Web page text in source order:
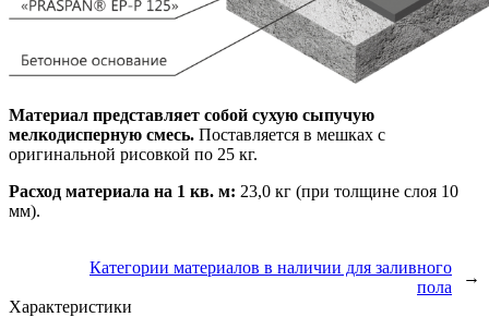
Материал представляет собой сухую сыпучую
мелкодисперную смесь. Поставляется в мешках с
оригинальной рисовкой по 25 кг.
Расход материала на 1 кв. м: 23,0 кг (при толщине слоя 10
мм).
Категории материалов в наличии для заливного
пола
→
Характеристики